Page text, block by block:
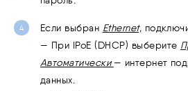
Если выбран Ethernet,
— При IPoE (DHCP) выберите
Автоматически — интернет
данных.